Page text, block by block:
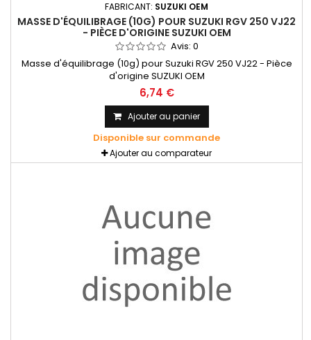
FABRICANT: SUZUKI OEM
MASSE D'ÉQUILIBRAGE (10G) POUR SUZUKI RGV 250 VJ22
- PIÈCE D'ORIGINE SUZUKI OEM
Avis: 0
Masse d'équilibrage (10g) pour Suzuki RGV 250 VJ22 - Pièce
d'origine SUZUKI OEM
6,74 €
Ajouter au panier
Disponible sur commande
Ajouter au comparateur